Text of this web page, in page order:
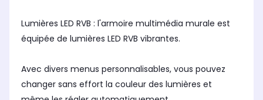
Lumières LED RVB : l'armoire multimédia murale est
équipée de lumières LED RVB vibrantes.
Avec divers menus personnalisables, vous pouvez
changer sans effort la couleur des lumières et